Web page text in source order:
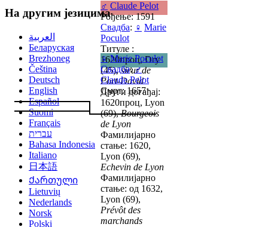
♂ Claude Pelot
Рођење: 1591
Свадба: ♀ Marie
Poculot
Титуле :
1620проц, Dry
(45),sieur de
Port-David
Други догађај:
1620проц, Lyon
(69),Bourgeois
de Lyon
Фамилијарно
стање: 1620,
Lyon (69),
Echevin de Lyon
Фамилијарно
стање: од 1632,
Lyon (69),
Prévôt des
marchands
♀ Marie Poculot
Свадба:♂
Claude Pelot
Смрт: 1657
На другим језицима
العربية
Беларуская
Brezhoneg
Čeština
Deutsch
English
Español
Suomi
Français
עברית
Bahasa Indonesia
Italiano
日本語
Ქართული
Lietuvių
Nederlands
Norsk
Polski